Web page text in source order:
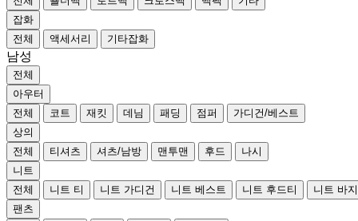
잡화
전체
액세서리 기타잡화
남성
전체
아우터
전체
코트 재킷 데님 패딩 점퍼
가디건/베스트
상의
전체
티셔츠 셔츠/남방 맨투맨 후드
나시
니트
전체
니트 티 니트 가디건 니트 베스트 니트 후드티
니트 바지
팬츠